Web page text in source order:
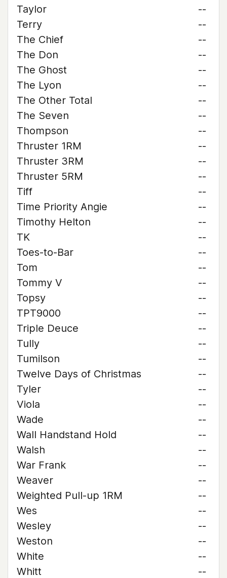
Taylor
--
Terry
--
The Chief
--
The Don
--
The Ghost
--
The Lyon
--
The Other Total
--
The Seven
--
Thompson
--
Thruster 1RM
--
Thruster 3RM
--
Thruster 5RM
--
Tiff
--
Time Priority Angie
--
Timothy Helton
--
TK
--
Toes-to-Bar
--
Tom
--
Tommy V
--
Topsy
--
TPT9000
--
Triple Deuce
--
Tully
--
Tumilson
--
Twelve Days of Christmas
--
Tyler
--
Viola
--
Wade
--
Wall Handstand Hold
--
Walsh
--
War Frank
--
Weaver
--
Weighted Pull-up 1RM
--
Wes
--
Wesley
--
Weston
--
White
--
Whitt
--